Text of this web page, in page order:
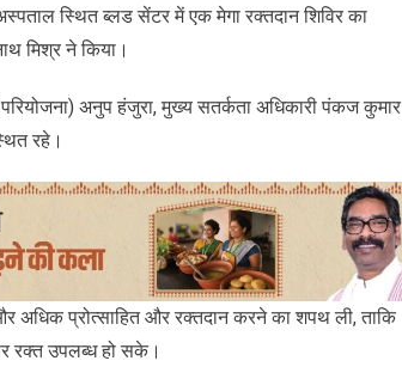
स्थित ब्लड सेंटर में एक मेगा रक्तदान शिविर का
मिश्र ने किया।
अनुप हंजुरा, मुख्य सतर्कता अधिकारी पंकज कुमार
रहे।
अधिक प्रोत्साहित और रक्तदान करने का शपथ ली, ताकि
रक्त उपलब्ध हो सके।